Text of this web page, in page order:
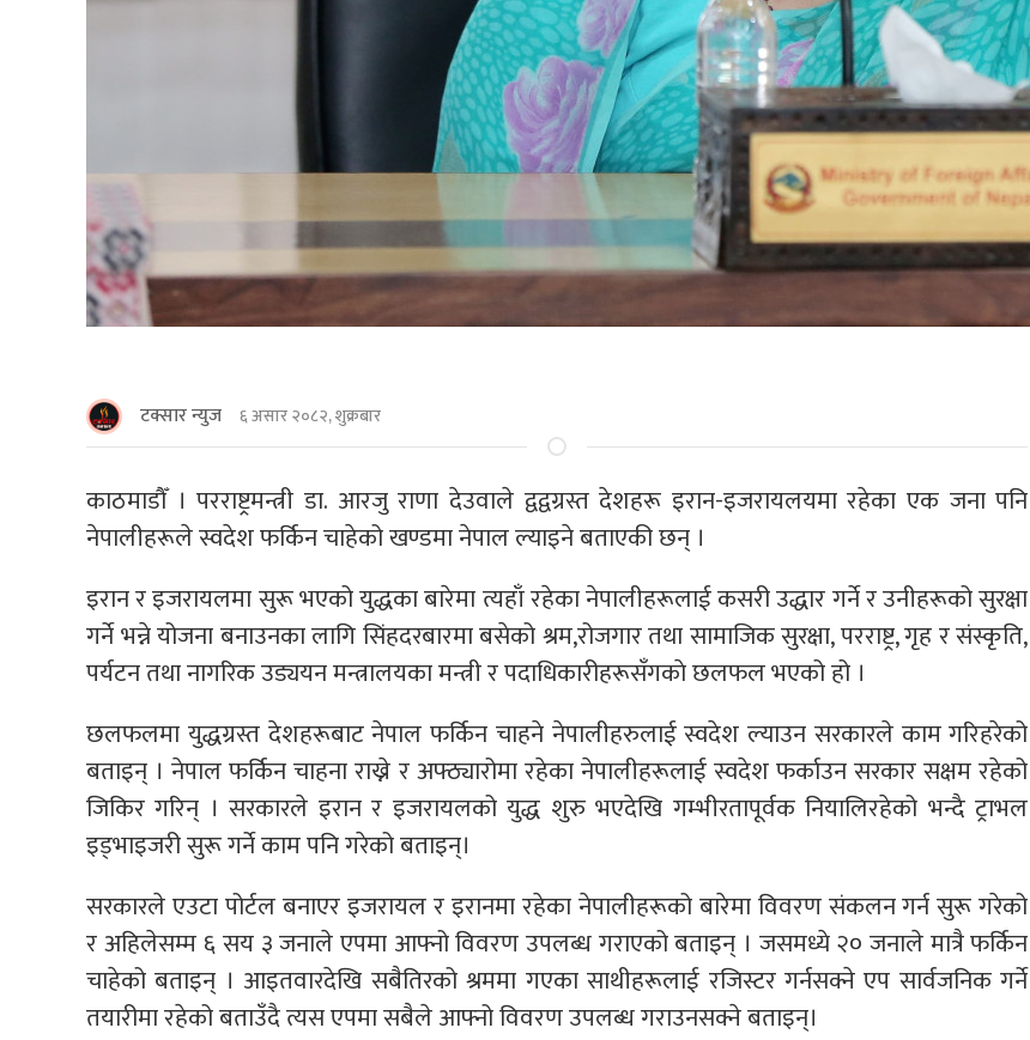
टक्सार न्युज ६ असार २०८२, शुक्रबार
काठमाडाैँ । परराष्ट्रमन्त्री डा. आरजु राणा देउवाले द्वद्वग्रस्त देशहरू इरान-इजरायलयमा रहेका एक जना पनि
नेपालीहरूले स्वदेश फर्किन चाहेको खण्डमा नेपाल ल्याइने बताएकी छन् ।
इरान र इजरायलमा सुरू भएको युद्धका बारेमा त्यहाँ रहेका नेपालीहरूलाई कसरी उद्धार गर्ने र उनीहरूको सुरक्षा
गर्ने भन्ने योजना बनाउनका लागि सिंहदरबारमा बसेको श्रम,रोजगार तथा सामाजिक सुरक्षा, परराष्ट्र, गृह र संस्कृति,
पर्यटन तथा नागरिक उड्ययन मन्त्रालयका मन्त्री र पदाधिकारीहरूसँगकाे छलफल भएको हो ।
छलफलमा युद्धग्रस्त देशहरूबाट नेपाल फर्किन चाहने नेपालीहरुलाई स्वदेश ल्याउन सरकारले काम गरिहरेको
बताइन् । नेपाल फर्किन चाहना राख्ने र अफ्ठ्यारोमा रहेका नेपालीहरूलाई स्वदेश फर्काउन सरकार सक्षम रहेको
जिकिर गरिन् । सरकारले इरान र इजरायलको युद्ध शुरु भएदेखि गम्भीरतापूर्वक नियालिरहेको भन्दै ट्राभल
इड्भाइजरी सुरू गर्ने काम पनि गरेको बताइन्।
सरकारले एउटा पोर्टल बनाएर इजरायल र इरानमा रहेका नेपालीहरूको बारेमा विवरण संकलन गर्न सुरू गरेको
र अहिलेसम्म ६ सय ३ जनाले एपमा आफ्नो विवरण उपलब्ध गराएको बताइन् । जसमध्ये २० जनाले मात्रै फर्किन
चाहेको बताइन् । आइतवारदेखि सबैतिरको श्रममा गएका साथीहरूलाई रजिस्टर गर्नसक्ने एप सार्वजनिक गर्ने
तयारीमा रहेको बताउँदै त्यस एपमा सबैले आफ्नो विवरण उपलब्ध गराउनसक्ने बताइन्।